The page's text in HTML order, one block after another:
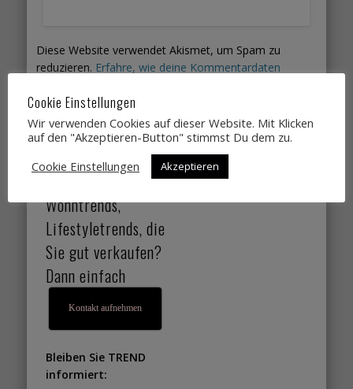
Diese Website verwendet Akismet, um Spam zu
reduzieren. Erfahre, wie deine Kommentardaten
Sie suchen
Designtrends,
Wohntrends,
Lifestyletrends, die
Sie gut verkaufen?
Dann einfach
Kontakt aufnehmen
Bleiben Sie TREND
informiert:
Cookie Einstellungen
Wir verwenden Cookies auf dieser Website. Mit Klicken
auf den "Akzeptieren-Button" stimmst Du dem zu.
Cookie Einstellungen
Akzeptieren